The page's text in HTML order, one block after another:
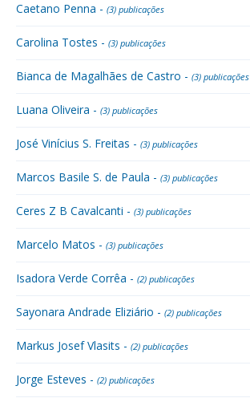
Caetano Penna - (3) publicações
Carolina Tostes - (3) publicações
Bianca de Magalhães de Castro - (3) publicações
Luana Oliveira - (3) publicações
José Vinícius S. Freitas - (3) publicações
Marcos Basile S. de Paula - (3) publicações
Ceres Z B Cavalcanti - (3) publicações
Marcelo Matos - (3) publicações
Isadora Verde Corrêa - (2) publicações
Sayonara Andrade Eliziário - (2) publicações
Markus Josef Vlasits - (2) publicações
Jorge Esteves - (2) publicações